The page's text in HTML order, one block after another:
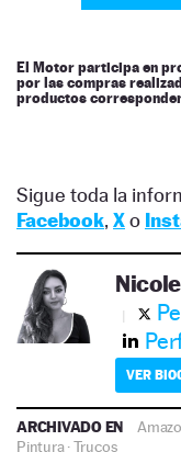
El Motor participa en
por las compras
productos
Sigue toda la
Facebook, Xo
VER
ARCHIVADO EN
Pintura·Trucos